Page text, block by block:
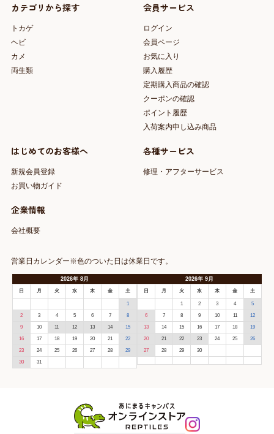
カテゴリから探す
トカゲ
ヘビ
カメ
両生類
会員サービス
ログイン
会員ページ
お気に入り
購入履歴
定期購入商品の確認
クーポンの確認
ポイント履歴
入荷案内申し込み商品
はじめてのお客様へ
新規会員登録
お買い物ガイド
各種サービス
修理・アフターサービス
企業情報
会社概要
営業日カレンダー※色のついた日は休業日です。
2026年 8月
日 月 火 水 木 金 土
1
2 3 4 5 6 7 8
9 10 11 12 13 14 15
16 17 18 19 20 21 22
23 24 25 26 27 28 29
30 31
2026年9月
日 月 火 水 木 金 土
1 2 3 4 5
6 7 8 9 10 11 12
13 14 15 16 17 18 19
20 21 22 23 24 25 26
27 28 29 30